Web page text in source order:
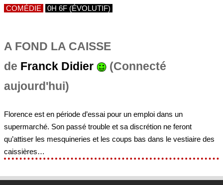
COMÉDIE 0H 6F (ÉVOLUTIF)
A FOND LA CAISSE
de Franck Didier
(Connecté
aujourd'hui)
Florence est en période d’essai pour un emploi dans un
supermarché. Son passé trouble et sa discrétion ne feront
qu’attiser les mesquineries et les coups bas dans le vestiaire des
caissières…